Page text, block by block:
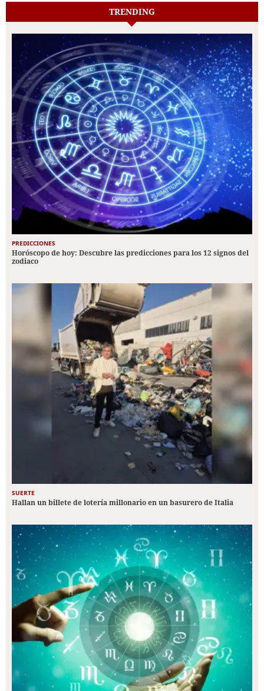
TRENDING
PREDICCIONES
Horóscopo de hoy: Descubre las predicciones para los 12 signos del
zodiaco
SUERTE
Hallan un billete de lotería millonario en un basurero de Italia